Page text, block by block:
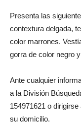
Presenta las
contextura delgada,
color marrones.
gorra de color negro
Ante cualquier
a la División
154971621 o
su domicilio.